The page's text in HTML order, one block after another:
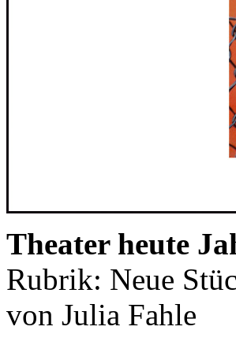
Theater heute
Rubrik: Neue
von Julia Fahle